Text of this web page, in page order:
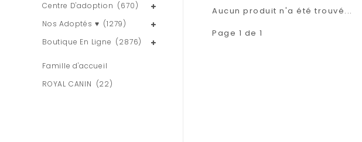
Centre D'adoption (670)
Nos Adoptés ♥ (1279)
Boutique En Ligne (2876)
Famille d'accueil
ROYAL CANIN (22)
Aucun produit n'a été trouvé...
Page 1 de 1